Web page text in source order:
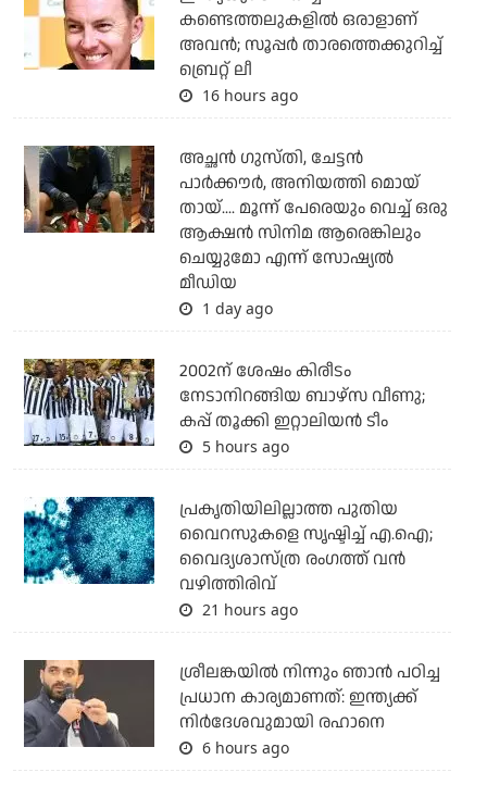
കണ്ടെത്തലുകളില്‍ ഒരാളാണ്
അവന്‍; സൂപ്പര്‍ താരത്തെക്കുറിച്ച്
ബ്രെറ്റ് ലീ
16 hours ago
അച്ഛന്‍ ഗുസ്തി, ചേട്ടന്‍
പാര്‍ക്കൗര്‍, അനിയത്തി മൊയ്
തായ്.... മൂന്ന് പേരെയും വെച്ച് ഒരു
ആക്ഷന്‍ സിനിമ ആരെങ്കിലും
ചെയ്യുമോ എന്ന് സോഷ്യല്‍
മീഡിയ
1 day ago
2002ന് ശേഷം കിരീടം
നേടാനിറങ്ങിയ ബാഴ്സ വീണു;
കപ്പ് തൂക്കി ഇറ്റാലിയൻ ടീം
5 hours ago
പ്രകൃതിയിലില്ലാത്ത പുതിയ
വൈറസുകളെ സൃഷ്ടിച്ച് എ.ഐ;
വൈദ്യശാസ്ത്ര രംഗത്ത് വന്‍
വഴിത്തിരിവ്
21 hours ago
ശ്രീലങ്കയില്‍ നിന്നും ഞാന്‍ പഠിച്ച
പ്രധാന കാര്യമാണത്: ഇന്ത്യക്ക്
നിര്‍ദേശവുമായി രഹാനെ
6 hours ago